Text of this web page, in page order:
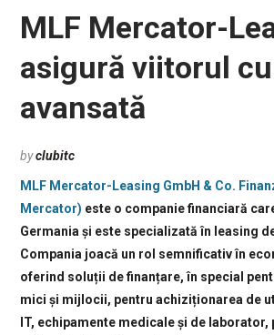
MLF Mercator-
asigură viitorul
avansată
byclubitc
MLF Mercator-Leasing GmbH & Co.
Mercator) este o companie financiară
Germania și este specializată în leasing
Compania joacă un rol semnificativ în
oferind soluții de finanțare, în special
mici și mijlocii, pentru achiziționarea de
IT, echipamente medicale și de laborator,